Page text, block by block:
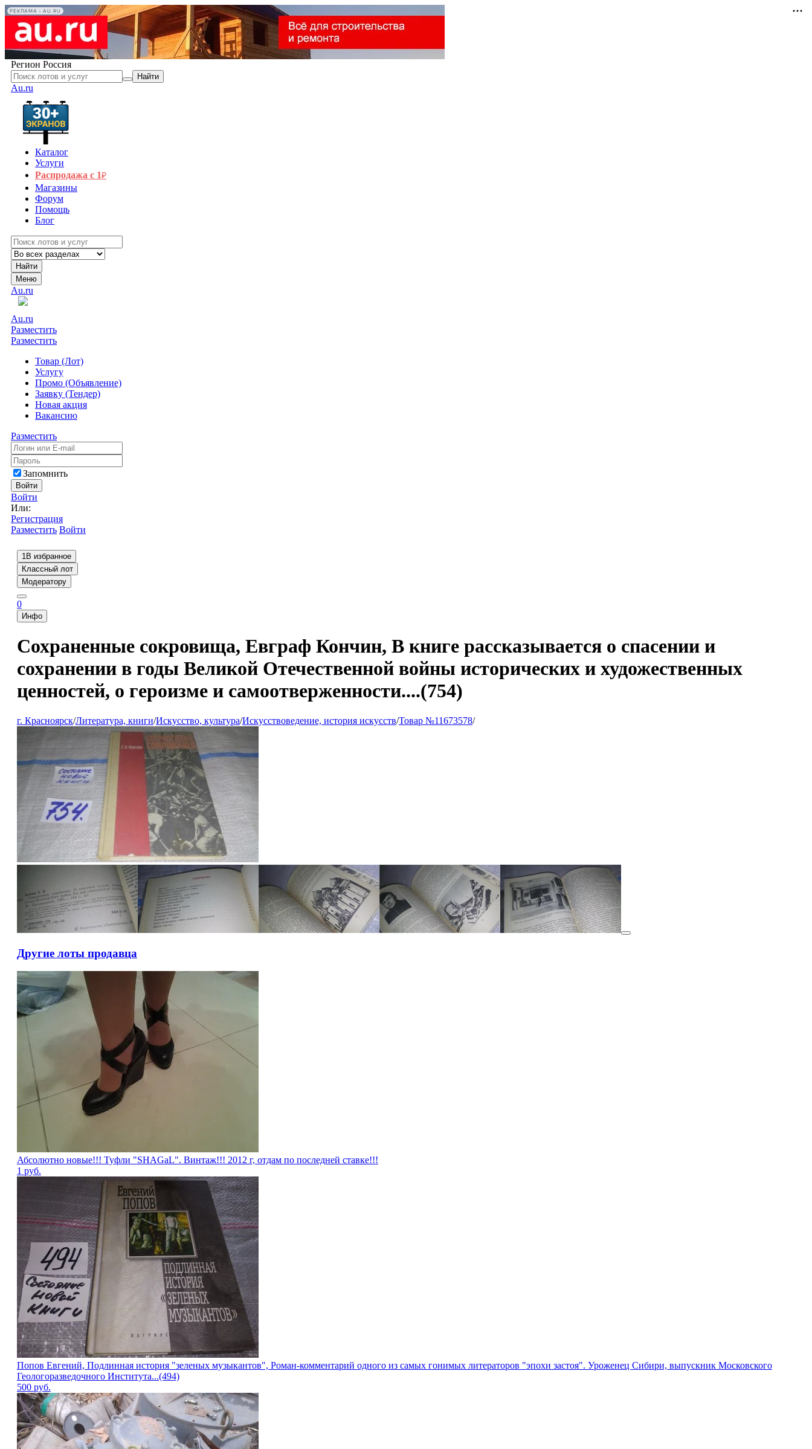
РЕКЛАМА • AU.RU
Регион Россия
Найти
Au.ru
Каталог
Услуги
Распродажа с 1₽
Магазины
Форум
Помощь
Блог
Найти
Меню
Au.ru
Au.ru
Разместить
Разместить
Товар (Лот)
Услугу
Промо (Объявление)
Заявку (Тендер)
Новая акция
Вакансию
Разместить
Запомнить
Войти
Войти
Или:
Регистрация
Разместить Войти
1В избранное
Классный лот
Модератору
0
Инфо
Сохраненные сокровища, Евграф Кончин, В книге рассказывается о спасении и
сохранении в годы Великой Отечественной войны исторических и художественных
ценностей, о героизме и самоотверженности....(754)
г. Красноярск/Литература, книги/Искусство, культура/Искусствоведение, история искусств/Товар №11673578/
Другие лоты продавца
Абсолютно новые!!! Туфли "SHAGаL". Винтаж!!! 2012 г, отдам по последней ставке!!!
1 руб.
Попов Евгений, Подлинная история "зеленых музыкантов", Роман-комментарий одного из самых гонимых литераторов "эпохи застоя". Уроженец Сибири, выпускник Московского
Геологоразведочного Института...(494)
500 руб.